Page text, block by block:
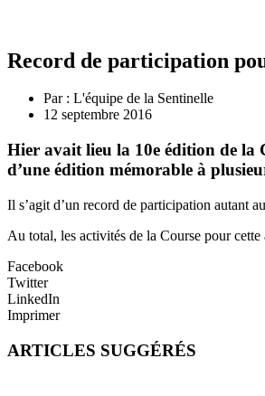
Record de participation
Par : L'équipe de la Sentinelle
12 septembre 2016
Hier avait lieu la 10e édition de la
d’une édition mémorable à
Il s’agit d’un record de participation autant
Au total, les activités de la Course pour
Facebook
Twitter
LinkedIn
Imprimer
ARTICLES SUGGÉRÉS